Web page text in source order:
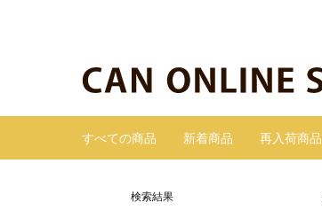
すべての商品 新着商品 再入荷商品
検索結果